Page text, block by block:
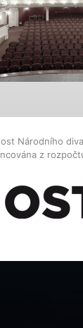
Národního
z